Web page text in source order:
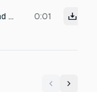
The humming sound when the tank is walking, can't be too loud 0:01
Previous
Next